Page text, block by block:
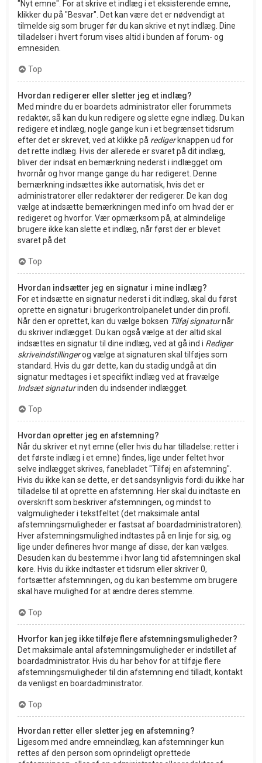
"Nyt emne". For at skrive et indlæg i et eksisterende emne,
klikker du på "Besvar". Det kan være det er nødvendigt at
tilmelde sig som bruger før du kan skrive et nyt indlæg. Dine
tilladelser i hvert forum vises altid i bunden af forum- og
emnesiden.
Top
Hvordan redigerer eller sletter jeg et indlæg?
Med mindre du er boardets administrator eller forummets
redaktør, så kan du kun redigere og slette egne indlæg. Du kan
redigere et indlæg, nogle gange kun i et begrænset tidsrum
efter det er skrevet, ved at klikke på redigerknappen ud for
det rette indlæg. Hvis der allerede er svaret på dit indlæg,
bliver der indsat en bemærkning nederst i indlægget om
hvornår og hvor mange gange du har redigeret. Denne
bemærkning indsættes ikke automatisk, hvis det er
administratorer eller redaktører der redigerer. De kan dog
vælge at indsætte bemærkningen med info om hvad der er
redigeret og hvorfor. Vær opmærksom på, at almindelige
brugere ikke kan slette et indlæg, når først der er blevet
svaret på det
Top
Hvordan indsætter jeg en signatur i mine indlæg?
For et indsætte en signatur nederst i dit indlæg, skal du først
oprette en signatur i brugerkontrolpanelet under din profil.
Når den er oprettet, kan du vælge boksen Tilføj signaturnår
du skriver indlægget. Du kan også vælge at der altid skal
indsættes en signatur til dine indlæg, ved at gå ind i Rediger
skriveindstillingerog vælge at signaturen skal tilføjes som
standard. Hvis du gør dette, kan du stadig undgå at din
signatur medtages i et specifikt indlæg ved at fravælge
Indsæt signaturinden du indsender indlægget.
Top
Hvordan opretter jeg en afstemning?
Når du skriver et nyt emne (eller hvis du har tilladelse: retter i
det første indlæg i et emne) findes, lige under feltet hvor
selve indlægget skrives, fanebladet "Tilføj en afstemning".
Hvis du ikke kan se dette, er det sandsynligvis fordi du ikke har
tilladelse til at oprette en afstemning. Her skal du indtaste en
overskrift som beskriver afstemningen, og mindst to
valgmuligheder i tekstfeltet (det maksimale antal
afstemningsmuligheder er fastsat af boardadministratoren).
Hver afstemningsmulighed indtastes på en linje for sig, og
lige under defineres hvor mange af disse, der kan vælges.
Desuden kan du bestemme i hvor lang tid afstemningen skal
køre. Hvis du ikke indtaster et tidsrum eller skriver 0,
fortsætter afstemningen, og du kan bestemme om brugere
skal have mulighed for at ændre deres stemme.
Top
Hvorfor kan jeg ikke tilføje flere afstemningsmuligheder?
Det maksimale antal afstemningsmuligheder er indstillet af
boardadministrator. Hvis du har behov for at tilføje flere
afstemningsmuligheder til din afstemning end tilladt, kontakt
da venligst en boardadministrator.
Top
Hvordan retter eller sletter jeg en afstemning?
Ligesom med andre emneindlæg, kan afstemninger kun
rettes af den person som oprindeligt oprettede